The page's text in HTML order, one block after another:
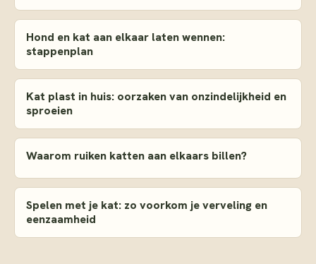
Hond en kat aan elkaar laten wennen:
stappenplan
Kat plast in huis: oorzaken van onzindelijkheid en
sproeien
Waarom ruiken katten aan elkaars billen?
Spelen met je kat: zo voorkom je verveling en
eenzaamheid